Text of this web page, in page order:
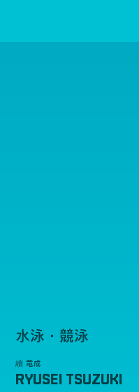
水泳・競泳
續 竜成
RYUSEI TSUZUKI